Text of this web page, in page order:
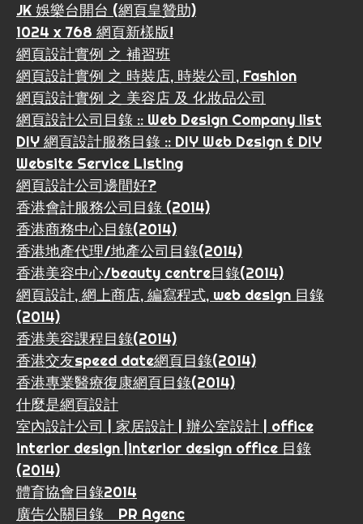
JK 娛樂台開台 (網頁皇贊助)
1024 x 768 網頁新樣版!
網頁設計實例 之 補習班
網頁設計實例 之 時裝店, 時裝公司, Fashion
網頁設計實例 之 美容店 及 化妝品公司
網頁設計公司目錄 :: Web Design Company list
DIY 網頁設計服務目錄 :: DIY Web Design & DIY
Website Service Listing
網頁設計公司邊間好?
香港會計服務公司目錄 (2014)
香港商務中心目錄(2014)
香港地產代理/地產公司目錄(2014)
香港美容中心/beauty centre目錄(2014)
網頁設計, 網上商店, 編寫程式, web design 目錄
(2014)
香港美容課程目錄(2014)
香港交友speed date網頁目錄(2014)
香港專業醫療復康網頁目錄(2014)
什麼是網頁設計
室內設計公司 | 家居設計 | 辦公室設計 | office
interior design |interior design office 目錄
(2014)
體育協會目錄2014
廣告公關目錄 PR Agenc